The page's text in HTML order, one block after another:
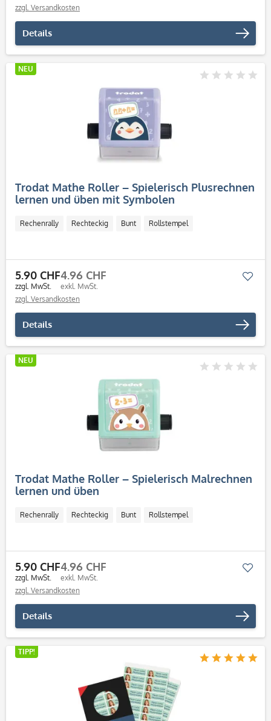
zzgl. Versandkosten
Details
NEU
Trodat Mathe Roller – Spielerisch Plusrechnen
lernen und üben mit Symbolen
Rechenrally Rechteckig Bunt Rollstempel
5.90 CHF
zzgl. MwSt.
4.96 CHF
exkl. MwSt.
zzgl. Versandkosten
Details
NEU
Trodat Mathe Roller – Spielerisch Malrechnen
lernen und üben
Rechenrally Rechteckig Bunt Rollstempel
5.90 CHF
zzgl. MwSt.
4.96 CHF
exkl. MwSt.
zzgl. Versandkosten
Details
TIPP!